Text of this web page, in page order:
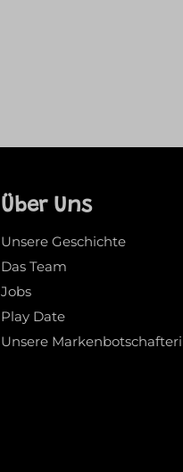
Über Uns
Unsere Geschichte
Das Team
Jobs
Play Date
Unsere